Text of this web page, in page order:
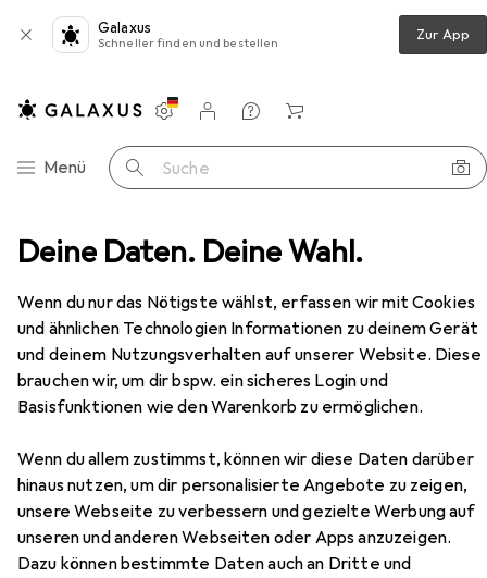
Deine Daten. Deine Wahl.
Wenn du nur das Nötigste wählst, erfassen wir mit Cookies
und ähnlichen Technologien Informationen zu deinem Gerät
und deinem Nutzungsverhalten auf unserer Website. Diese
brauchen wir, um dir bspw. ein sicheres Login und
Basisfunktionen wie den Warenkorb zu ermöglichen.
Wenn du allem zustimmst, können wir diese Daten darüber
hinaus nutzen, um dir personalisierte Angebote zu zeigen,
unsere Webseite zu verbessern und gezielte Werbung auf
unseren und anderen Webseiten oder Apps anzuzeigen.
Dazu können bestimmte Daten auch an Dritte und
Galaxus
Schneller finden und bestellen Zur App
Navigation nach Kategorien
Menü Suche
Einstellungen
Kundenkonto
Vergleichslisten
Merklisten
Warenkorb
Lindy
Kategorien anzeigen
Diese Marke gefällt mir
Mehr über Lindy erfahren